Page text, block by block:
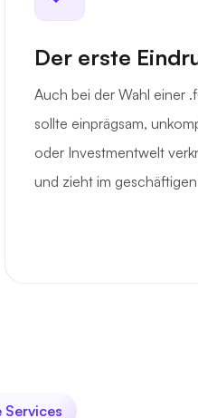
Der erste
Auch bei der Wahl einer
sollte einprägsam,
oder Investmentwelt
und zieht im
Services